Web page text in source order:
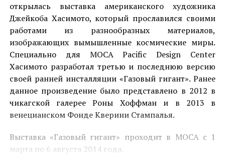
открылась выставка американского художника
Джейкоба Хасимото, который прославился своими
работами из разнообразных материалов,
изображающих вымышленные космические миры.
Специально для MOCA Pacific Design Center
Хасимото разработал третью и последнюю версию
своей ранней инсталляции «Газовый гигант». Ранее
данное произведение было представлено в 2012 в
чикагской галерее Роны Хоффман и в 2013 в
венецианском Фонде Кверини Стампалья.
Выставка «Газовый гигант» проходит в MOCA с 1
марта по 6 августа 2014 года.